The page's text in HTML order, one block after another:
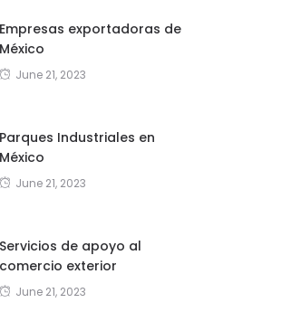
Empresas exportadoras de
México
June 21, 2023
Parques Industriales en
México
June 21, 2023
Servicios de apoyo al
comercio exterior
June 21, 2023